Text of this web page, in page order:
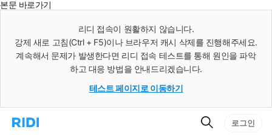
본문 바로가기
리디 접속이 원활하지 않습니다.
강제 새로 고침(Ctrl + F5)이나 브라우저 캐시 삭제를 진행해주세요.
계속해서 문제가 발생한다면 리디 접속 테스트를 통해 원인을 파악
하고 대응 방법을 안내드리겠습니다.
테스트 페이지로 이동하기
리
검
로그인